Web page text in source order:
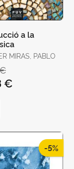
a la
MIRAS, PABLO
€
-5%